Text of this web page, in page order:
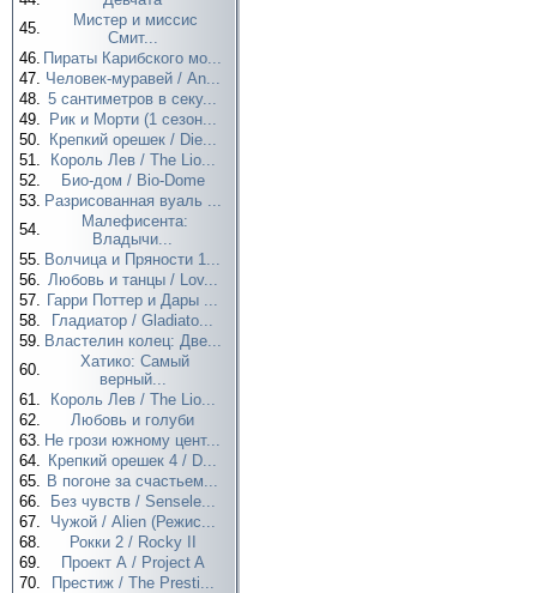
45.
Мистер и миссис
Смит...
46. Пираты Карибского мо...
47. Человек-муравей / An...
48. 5 сантиметров в секу...
49.
Рик и Морти (1 сезон...
50.
Крепкий орешек / Die...
51.
Король Лев / The Lio...
52.
Био-дом / Bio-Dome
53. Разрисованная вуаль ...
54.
Малефисента:
Владычи...
55. Волчица и Пряности 1...
56. Любовь и танцы / Lov...
57. Гарри Поттер и Дары ...
58.
Гладиатор / Gladiato...
59. Властелин колец: Две...
60.
Хатико: Самый
верный...
61.
Король Лев / The Lio...
62.
Любовь и голуби
63. Не грози южному цент...
64. Крепкий орешек 4 / D...
65. В погоне за счастьем...
66.
Без чувств / Sensele...
67.
Чужой / Alien (Режис...
68.
Рокки 2 / Rocky II
69.
Проект А / Project A
70.
Престиж / The Presti...